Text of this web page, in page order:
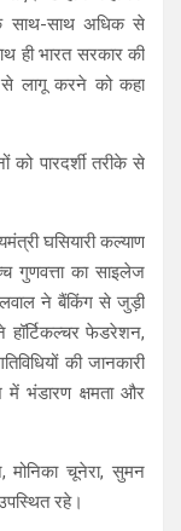
साथ-साथ अधिक से
ही भारत सरकार की
से लागू करने को कहा
को पारदर्शी तरीके से
घसियारी कल्याण
गुणवत्ता का साइलेज
ने बैंकिंग से जुड़ी
हॉर्टिकल्चर फेडरेशन,
की जानकारी
में भंडारण क्षमता और
चूनेरा, सुमन
रहे।